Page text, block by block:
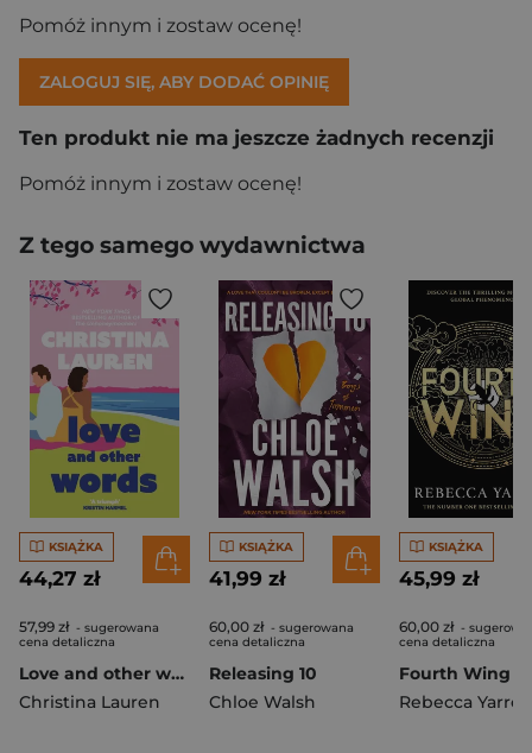
Pomóż innym i zostaw ocenę!
ZALOGUJ SIĘ, ABY DODAĆ OPINIĘ
Ten produkt nie ma jeszcze żadnych recenzji
Pomóż innym i zostaw ocenę!
Z tego samego wydawnictwa
KSIĄŻKA
44,27 zł
57,99 zł - sugerowana
cena detaliczna
Love and other words wer. angielska
Christina Lauren
KSIĄŻKA
41,99 zł
60,00 zł - sugerowana
cena detaliczna
Releasing 10
Chloe Walsh
KSIĄŻKA
45,99 zł
60,00 zł -
cena detaliczna
Rebecca Yarros